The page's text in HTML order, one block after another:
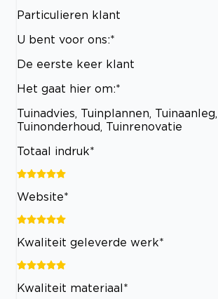
Particulieren klant
U bent voor ons:*
De eerste keer klant
Het gaat hier om:*
Tuinadvies, Tuinplannen, Tuinaanleg,
Tuinonderhoud, Tuinrenovatie
Totaal indruk*
Website*
Kwaliteit geleverde werk*
Kwaliteit materiaal*